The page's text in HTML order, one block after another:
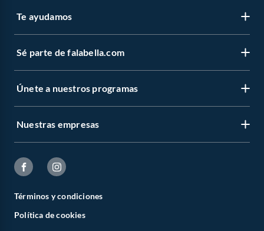
Te ayudamos
Sé parte de falabella.com
Únete a nuestros programas
Nuestras empresas
Términos y condiciones
Política de cookies